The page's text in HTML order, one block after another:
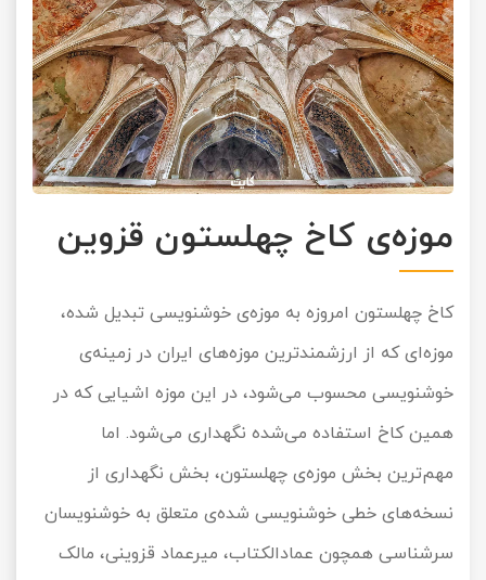
موزه‌ی کاخ چهلستون قزوین
کاخ چهلستون امروزه به موزه‌ی خوشنویسی تبدیل شده،
موزه‌ای که از ارزشمندترین موزه‌های ایران در زمینه‌ی
خوشنویسی محسوب می‌شود، در این موزه اشیایی که در
همین کاخ استفاده می‌شده نگهداری می‌شود. اما
مهم‌ترین بخش موزه‌ی چهلستون، بخش نگهداری از
نسخه‌های خطی خوشنویسی شده‌ی متعلق به خوشنویسان
سرشناسی همچون عمادالکتاب، میرعماد قزوینی، مالک